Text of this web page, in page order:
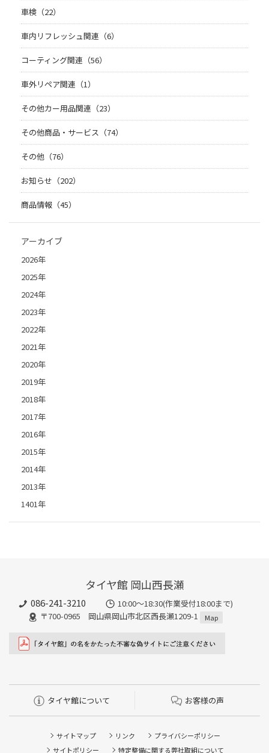
車検（22）
車内リフレッシュ関連（6）
コーティング関連（56）
車外リペア関連（1）
その他カー用品関連（23）
その他商品・サービス（74）
その他（76）
お知らせ（202）
商品情報（45）
アーカイブ
2026年
2025年
2024年
2023年
2022年
2021年
2020年
2019年
2018年
2017年
2016年
2015年
2014年
2013年
1401年
タイヤ館 岡山西長瀬
086-241-3210
10:00〜18:30(作業受付18:00まで)
〒700-0965 岡山県岡山市北区西長瀬1209-1
Map
タイヤ館について お客様の声
サイトマップ リンク
プライバシーポリシー
サイトポリシー
特定整備に関する弊社取組について